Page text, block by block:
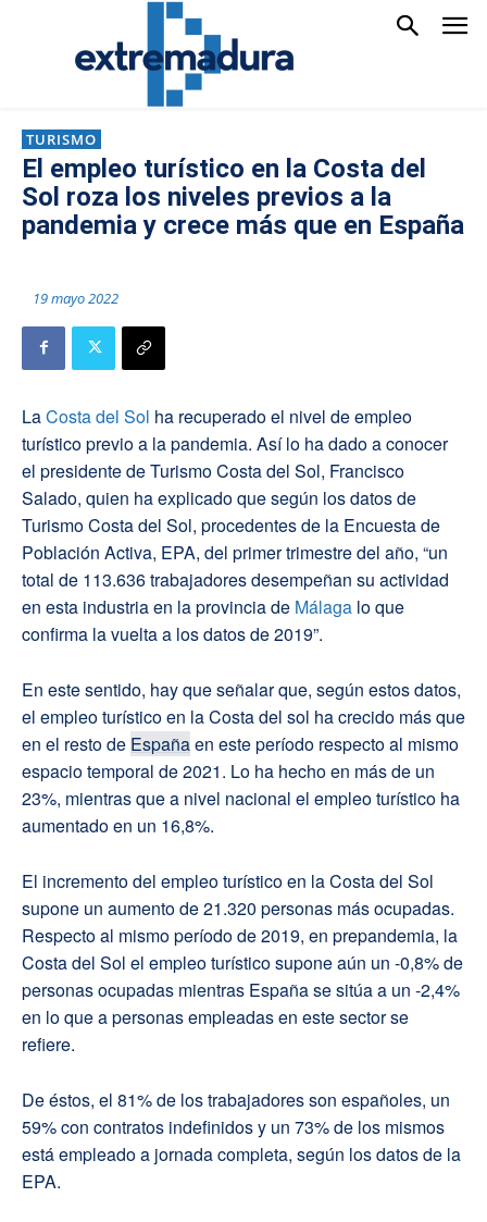
TURISMO
El empleo turístico en la Costa del
Sol roza los niveles previos a la
pandemia y crece más que en España
19 mayo 2022
LaCosta del Sol ha recuperado el nivel de empleo
turístico previo a la pandemia. Así lo ha dado a conocer
el presidente de Turismo Costa del Sol, Francisco
Salado, quien ha explicado que según los datos de
Turismo Costa del Sol, procedentes de la Encuesta de
Población Activa, EPA, del primer trimestre del año, “un
total de 113.636 trabajadores desempeñan su actividad
en esta industria en la provincia de Málaga lo que
confirma la vuelta a los datos de 2019”.
En este sentido, hay que señalar que, según estos datos,
el empleo turístico en la Costa del sol ha crecido más que
en el resto de Españaen este período respecto al mismo
espacio temporal de 2021. Lo ha hecho en más de un
23%, mientras que a nivel nacional el empleo turístico ha
aumentado en un 16,8%.
El incremento del empleo turístico en la Costa del Sol
supone un aumento de 21.320 personas más ocupadas.
Respecto al mismo período de 2019, en prepandemia, la
Costa del Sol el empleo turístico supone aún un -0,8% de
personas ocupadas mientras España se sitúa a un -2,4%
en lo que a personas empleadas en este sector se
refiere.
De éstos, el 81% de los trabajadores son españoles, un
59% con contratos indefinidos y un 73% de los mismos
está empleado a jornada completa, según los datos de la
EPA.